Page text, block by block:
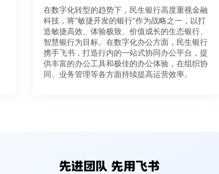
在数字化转型的趋势下，民生银行高度重视金融
科技，将“敏捷开发的银行”作为战略之一，以打
造敏捷高效、体验极致、价值成长的生态银行、
智慧银行为目标。在数字化办公方面，民生银行
携手飞书，打造行内的一站式协同办公平台，提
供丰富的办公工具和极佳的办公体验，在组织协
同、业务管理等各方面持续提高运营效率。